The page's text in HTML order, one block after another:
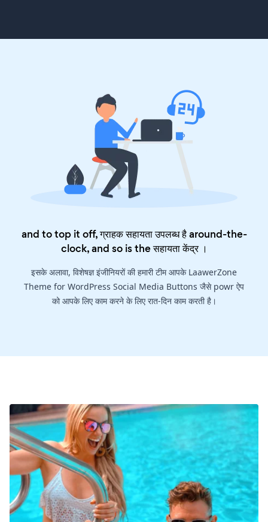
and to top it off, ग्राहक सहायता उपलब्ध है around-the-
clock, and so is theसहायता केंद्र।
इसके अलावा, विशेषज्ञ इंजीनियरों की हमारी टीम आपके LaawerZone
Theme for WordPress Social Media Buttons जैसे powr ऐप
को आपके लिए काम करने के लिए रात-दिन काम करती है।